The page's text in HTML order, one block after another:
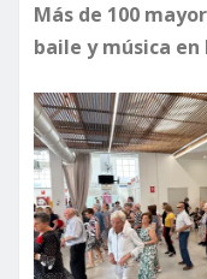
Más de 100
baile y música